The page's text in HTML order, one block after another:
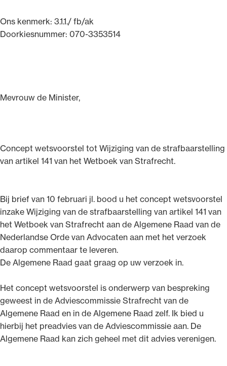
Ons kenmerk: 3.1.1./ fb/ak
Doorkiesnummer: 070-3353514
Mevrouw de Minister,
Concept wetsvoorstel tot Wijziging van de strafbaarstelling
van artikel 141 van het Wetboek van Strafrecht.
Bij brief van 10 februari jl. bood u het concept wetsvoorstel
inzake Wijziging van de strafbaarstelling van artikel 141 van
het Wetboek van Strafrecht aan de Algemene Raad van de
Nederlandse Orde van Advocaten aan met het verzoek
daarop commentaar te leveren.
De Algemene Raad gaat graag op uw verzoek in.
Het concept wetsvoorstel is onderwerp van bespreking
geweest in de Adviescommissie Strafrecht van de
Algemene Raad en in de Algemene Raad zelf. Ik bied u
hierbij het preadvies van de Adviescommissie aan. De
Algemene Raad kan zich geheel met dit advies verenigen.
de advocatuur (Voda) en de Regeling op de
advocatuur (Roda).
Ondersteuning voor advocaten bij hun
beroepsuitoefening: van de advocatenpas tot